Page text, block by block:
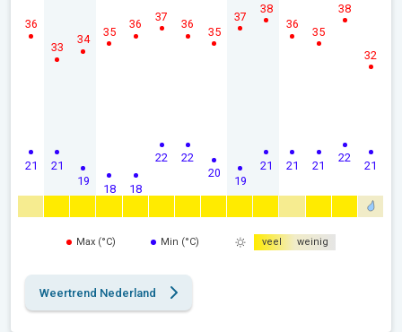
21
36
21
33
19
34
18
35
18
36
22
37
22
36
20
35
19
37
21
38
21
36
21
35
22
38
21
32
Max (°C) Min (°C) veel weinig
Weertrend Nederland